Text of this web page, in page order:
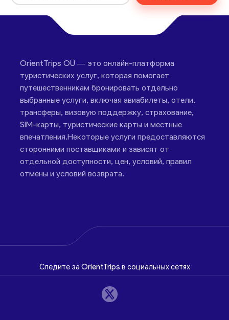
OrientTrips OÜ — это онлайн-платформа
туристических услуг, которая помогает
путешественникам бронировать отдельно
выбранные услуги, включая авиабилеты, отели,
трансферы, визовую поддержку, страхование,
SIM-карты, туристические карты и местные
впечатления.Некоторые услуги предоставляются
сторонними поставщиками и зависят от
отдельной доступности, цен, условий, правил
отмены и условий возврата.
Следите за OrientTrips в социальных сетях